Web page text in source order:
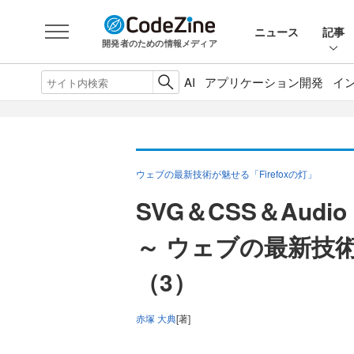
開発者のための情報メディア
ニュース 記事
AI アプリケーション開発 イ
ウェブの最新技術が魅せる「Firefoxの灯」
SVG＆CSS＆
～ ウェブの最新技
（3）
赤塚 大典[著]